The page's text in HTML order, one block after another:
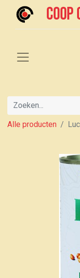
Alle producten